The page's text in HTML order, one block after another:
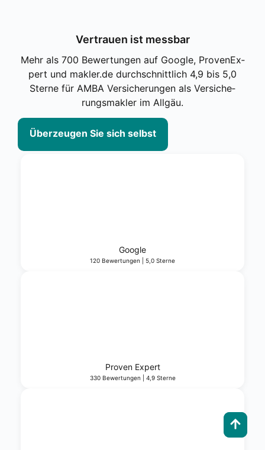
Ver­trau­en ist mess­bar
Mehr als 700 Bewer­tun­gen auf Goog­le, Pro­ven­Ex­
pert und makler.de durch­schnitt­lich 4,9 bis 5,0
Ster­ne für AMBA Ver­si­che­run­gen als Ver­si­che­
rungs­mak­ler im All­gäu.
Über­zeu­gen Sie sich selbst
Goog­le
120 Bewer­tun­gen | 5,0 Ster­ne
Pro­ven Expert
330 Bewer­tun­gen | 4,9 Ster­ne